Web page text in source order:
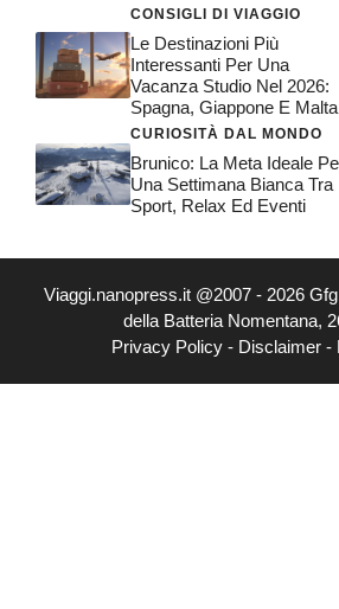
CONSIGLI DI VIAGGIO
Le Destinazioni Più
Interessanti Per Una
Vacanza Studio Nel 2026:
Spagna, Giappone E Malta
CURIOSITÀ DAL MONDO
Brunico: La Meta Ideale
Una Settimana Bianca Tra
Sport, Relax Ed Eventi
Viaggi.nanopress.it @2007 - 2026
della Batteria Nomentana,
Privacy Policy - Disclaimer -